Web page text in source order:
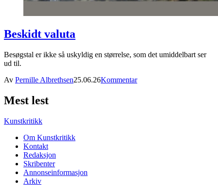
Beskidt valuta
Besøgstal er ikke så uskyldig en størrelse, som det umiddelbart ser
ud til.
Av Pernille Albrethsen25.06.26Kommentar
Mest lest
Kunstkritikk
Om Kunstkritikk
Kontakt
Redaksjon
Skribenter
Annonseinformasjon
Arkiv